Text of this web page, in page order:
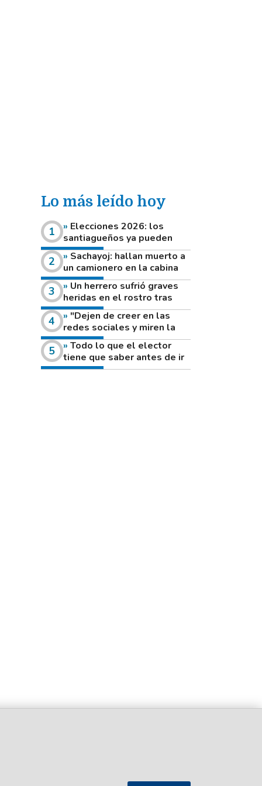
Lo más leído hoy
Elecciones 2026: los
santiagueños ya pueden
consultar dónde votan este
domingo
Sachayoj: hallan muerto a
un camionero en la cabina
de su vehículo a la vera de
un camino rural
Un herrero sufrió graves
heridas en el rostro tras
reventar el disco de una
amoladora
"Dejen de creer en las
redes sociales y miren la
heladera de sus casas": el
fuerte mensaje de una joven
que votó por primera vez
Todo lo que el elector
tiene que saber antes de ir
a votar este domingo